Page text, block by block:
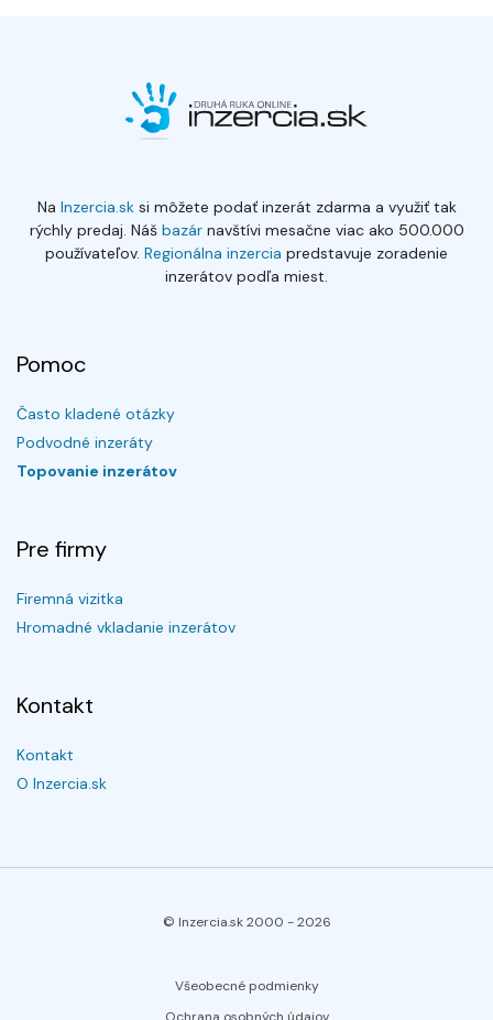
Na Inzercia.sksi môžete podať inzerát zdarma a využiť tak
rýchly predaj. Náš bazárnavštívi mesačne viac ako 500.000
používateľov. Regionálna inzercia predstavuje zoradenie
inzerátov podľa miest.
Pomoc
Často kladené otázky
Podvodné inzeráty
Topovanie inzerátov
Pre firmy
Firemná vizitka
Hromadné vkladanie inzerátov
Kontakt
Kontakt
O Inzercia.sk
© Inzercia.sk 2000 -2026
Všeobecné podmienky